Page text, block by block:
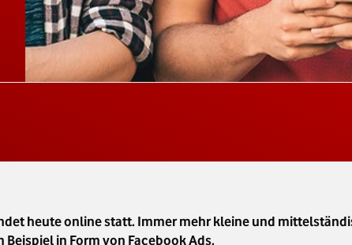
heute online statt. Immer mehr kleine und
in Form von Facebook Ads.